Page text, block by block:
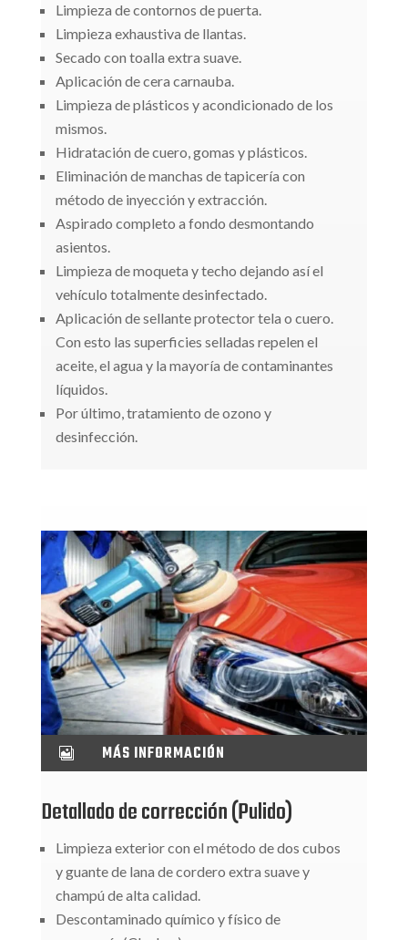
Limpieza de contornos de puerta.
Limpieza exhaustiva de llantas.
Secado con toalla extra suave.
Aplicación de cera carnauba.
Limpieza de plásticos y acondicionado de los
mismos.
Hidratación de cuero, gomas y plásticos.
Eliminación de manchas de tapicería con
método de inyección y extracción.
Aspirado completo a fondo desmontando
asientos.
Limpieza de moqueta y techo dejando así el
vehículo totalmente desinfectado.
Aplicación de sellante protector tela o cuero.
Con esto las superficies selladas repelen el
aceite, el agua y la mayoría de contaminantes
líquidos.
Por último, tratamiento de ozono y
desinfección.
 MÁS INFORMACIÓN
Detallado de corrección (Pulido)
Limpieza exterior con el método de dos cubos
y guante de lana de cordero extra suave y
champú de alta calidad.
Descontaminado químico y físico de